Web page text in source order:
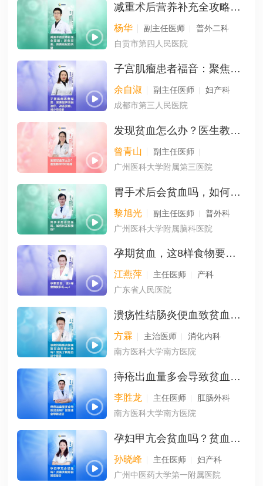
减重术后营养补充全攻略：避免贫血、骨质疏松的关键
杨华 副主任医师
普外二科
自贡市第四人民医院
子宫肌瘤患者福音：聚焦超声消融治疗，改善贫血，减少月经量
余自淑 副主任医师
妇产科
成都市第三人民医院
发现贫血怎么办？医生教你针对处理
曾青山
副主任医师
广州医科大学附属第三医院
胃手术后会贫血吗，如何纠正和预防？
黎旭光 副主任医师
普外科
广州医科大学附属脑科医院
孕期贫血，这8样食物要多吃
江燕萍 主任医师
产科
广东省人民医院
溃疡性结肠炎便血致贫血需要补铁吗？需先了解是否这个原因
方霖 主治医师
消化内科
南方医科大学南方医院
痔疮出血量多会导致贫血吗？甚至还会导致这些
李胜龙 主任医师
肛肠外科
南方医科大学南方医院
孕妇甲亢会贫血吗？贫血关键原因其实是它
孙晓峰 主任医师
妇产科
广州中医药大学第一附属医院